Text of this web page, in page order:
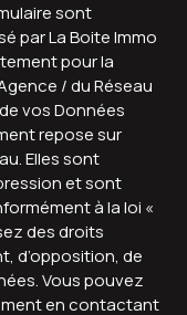
sont
par La Boite Immo
pour la
/ du Réseau
vos Données
repose sur
Elles sont
et sont
à la loi «
des droits
d’opposition, de
Vous pouvez
en contactant